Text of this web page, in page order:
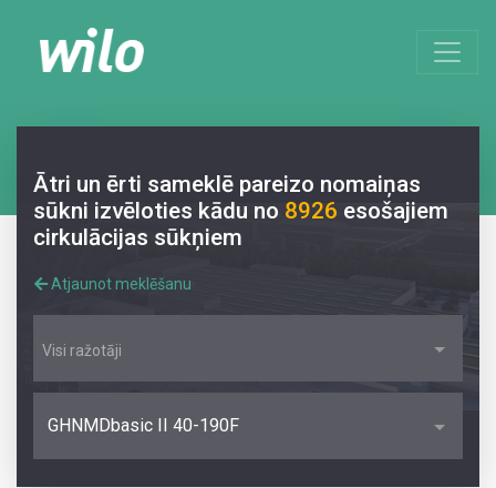
Ātri un ērti sameklē pareizo nomaiņas
sūkni izvēloties kādu no 8926 esošajiem
cirkulācijas sūkņiem
Atjaunot meklēšanu
Visi ražotāji
GHNMDbasic II 40-190F